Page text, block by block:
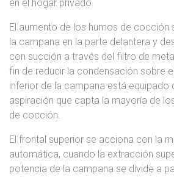
en el hogar privado.
El aumento de los humos de cocción
la campana en la parte delantera y
con succión a través del filtro de
fin de reducir la condensación sobre
inferior de la campana está equipado
aspiración que capta la mayoría de
de cocción.
El frontal superior se acciona con la
automática, cuando la extracción
potencia de la campana se divide a